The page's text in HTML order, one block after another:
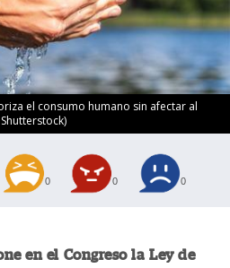
el consumo humano sin afectar al
0 0 0
en el Congreso la Ley de